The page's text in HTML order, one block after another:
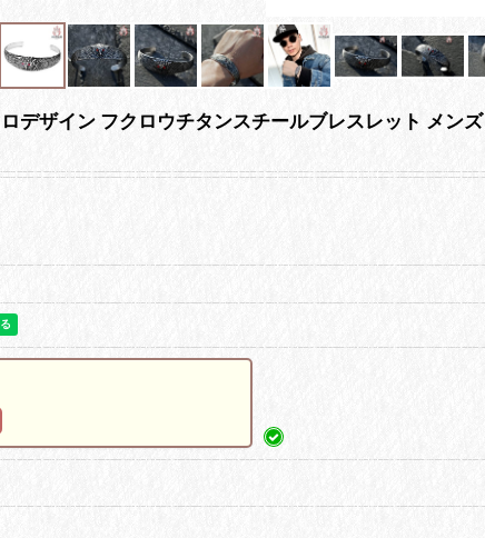
ザイン フクロウチタンスチールブレスレット メン